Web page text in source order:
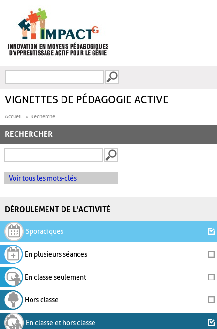
FORMULAIRE DE
VIGNETTES DE PÉDAGOGIE ACTIVE
Accueil Recherche
RECHERCHER
Voir tous les mots-clés
DÉROULEMENT DE L'ACTIVITÉ
Sporadiques
En plusieurs séances
En classe seulement
Hors classe
En classe et hors classe